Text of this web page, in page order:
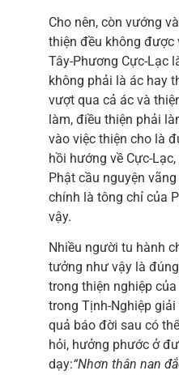
Cho nên, còn vướng
thiện đều không được
Tây-Phương Cực-Lạc
không phải là ác hay
vượt qua cả ác và
làm, điều thiện phải
vào việc thiện cho là
hồi hướng về Cực-
Phật cầu nguyện
chính là tông chỉ của
vậy.
Nhiều người tu hành
tưởng như vậy là
trong thiện nghiệp
trong Tịnh-Nghiệp
quả báo đời sau có
hỏi, hưởng phước ở
dạy:“Nhơn thân nan